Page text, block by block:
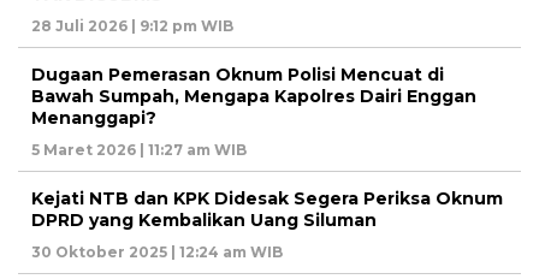
28 Juli 2026 | 9:12 pm WIB
Dugaan Pemerasan Oknum Polisi Mencuat di
Bawah Sumpah, Mengapa Kapolres Dairi Enggan
Menanggapi?
5 Maret 2026 | 11:27 am WIB
Kejati NTB dan KPK Didesak Segera Periksa Oknum
DPRD yang Kembalikan Uang Siluman
30 Oktober 2025 | 12:24 am WIB